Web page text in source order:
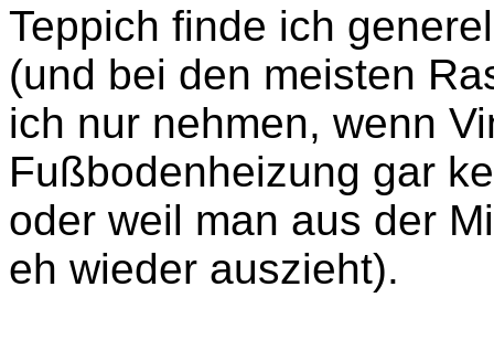
Teppich finde ich
(und bei den meisten
ich nur nehmen, wenn
Fußbodenheizung gar
oder weil man aus der
eh wieder auszieht).